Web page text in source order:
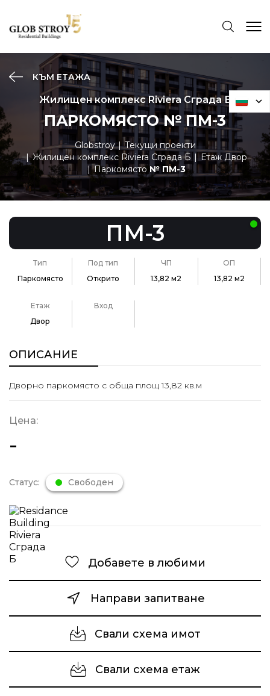
КЪМ ЕТАЖА
Жилищен комплекс Riviera Сграда Б
ПАРКОМЯСТО № ПМ-3
Globstroy
Текущи проекти
Жилищен комплекс Riviera Сграда Б
Етаж Двор
Паркомясто № ПМ-3
ПМ-3
Тип
Паркомясто
Под тип
Открито
ЧП
13,82 м2
ОП
13,82 м2
Етаж
Двор
Вход
ОПИСАНИЕ
Дворно паркомясто с обща площ 13,82 кв.м
Цена:
-
Статус: Свободен
Добавете в любими
Направи запитване
Свали схема имот
Свали схема етаж